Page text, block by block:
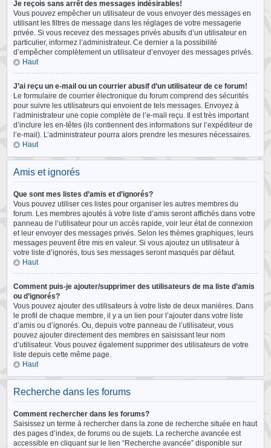
Je reçois sans arrêt des messages indésirables!
Vous pouvez empêcher un utilisateur de vous envoyer des messages en
utilisant les filtres de message dans les réglages de votre messagerie
privée. Si vous recevez des messages privés abusifs d’un utilisateur en
particulier, informez l’administrateur. Ce dernier a la possibilité
d’empêcher complètement un utilisateur d’envoyer des messages privés.
Haut
J’ai reçu un e-mail ou un courrier abusif d’un utilisateur de ce forum!
Le formulaire de courrier électronique du forum comprend des sécurités
pour suivre les utilisateurs qui envoient de tels messages. Envoyez à
l’administrateur une copie complète de l’e-mail reçu. Il est très important
d’inclure les en-têtes (ils contiennent des informations sur l’expéditeur de
l’e-mail). L’administrateur pourra alors prendre les mesures nécessaires.
Haut
Amis et ignorés
Que sont mes listes d’amis et d’ignorés?
Vous pouvez utiliser ces listes pour organiser les autres membres du
forum. Les membres ajoutés à votre liste d’amis seront affichés dans votre
panneau de l’utilisateur pour un accès rapide, voir leur état de connexion
et leur envoyer des messages privés. Selon les thèmes graphiques, leurs
messages peuvent être mis en valeur. Si vous ajoutez un utilisateur à
votre liste d’ignorés, tous ses messages seront masqués par défaut.
Haut
Comment puis-je ajouter/supprimer des utilisateurs de ma liste d’amis
ou d’ignorés?
Vous pouvez ajouter des utilisateurs à votre liste de deux manières. Dans
le profil de chaque membre, il y a un lien pour l’ajouter dans votre liste
d’amis ou d’ignorés. Ou, depuis votre panneau de l’utilisateur, vous
pouvez ajouter directement des membres en saisissant leur nom
d’utilisateur. Vous pouvez également supprimer des utilisateurs de votre
liste depuis cette même page.
Haut
Recherche dans les forums
Comment rechercher dans les forums?
Saisissez un terme à rechercher dans la zone de recherche située en haut
des pages d’index, de forums ou de sujets. La recherche avancée est
accessible en cliquant sur le lien “Recherche avancée” disponible sur